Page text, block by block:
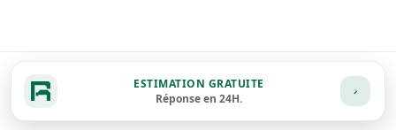
ESTIMATION GRATUITE
Réponse en 24H.